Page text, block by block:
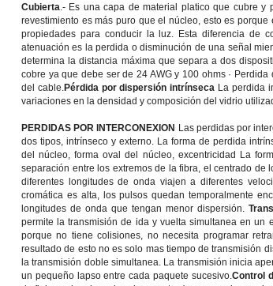
Cubierta.- Es una capa de material platico que cubre y
revestimiento es más puro que el núcleo, esto es
propiedades para conducir la luz. Esta diferencia de
atenuación es la perdida o disminución de una señal
determina la distancia máxima que separa a dos
cobre ya que debe ser de 24 AWG y 100 ohms ·
del cable.Pérdida por dispersión intrínseca La perdida
variaciones en la densidad y composición del vidrio
PERDIDAS POR INTERCONEXION Las perdidas por
dos tipos, intrínseco y externo. La forma de perdida
del núcleo, forma oval del núcleo, excentricidad La
separación entre los extremos de la fibra, el centrado de
diferentes longitudes de onda viajen a diferentes
cromática es alta, los pulsos quedan temporalmente
longitudes de onda que tengan menor dispersión.
permite la transmisión de ida y vuelta simultanea en un
porque no tiene colisiones, no necesita programar
resultado de esto no es solo mas tiempo de transmisión
la transmisión doble simultanea. La transmisión inicia
un pequeño lapso entre cada paquete sucesivo.Control